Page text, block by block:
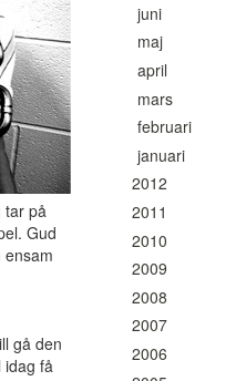
tar på
Gud
gå den
idag få
juni
maj
april
mars
februari
januari
2012
2011
2010
2009
2008
2007
2006